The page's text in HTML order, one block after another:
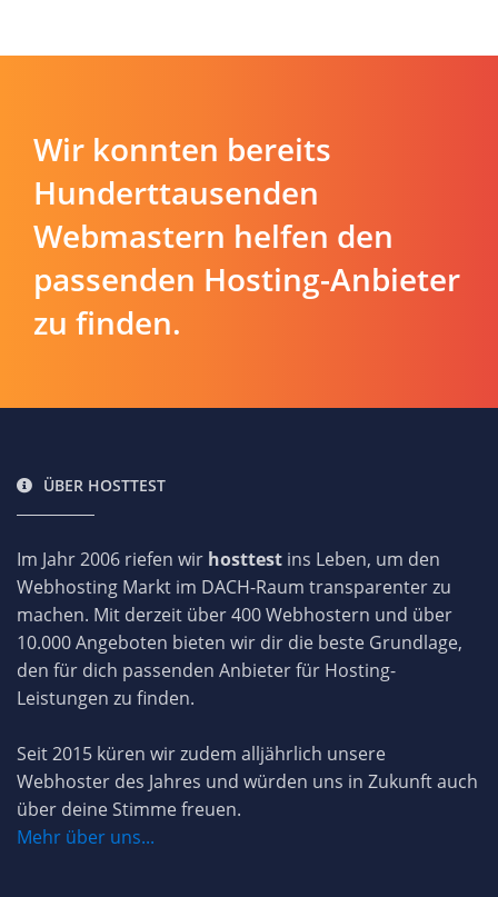
Wir konnten bereits
Hunderttausenden
Webmastern helfen den
passenden Hosting-Anbieter
zu finden.
ÜBER HOSTTEST
Im Jahr 2006 riefen wir hosttest ins Leben, um den
Webhosting Markt im DACH-Raum transparenter zu
machen. Mit derzeit über 400 Webhostern und über
10.000 Angeboten bieten wir dir die beste Grundlage,
den für dich passenden Anbieter für Hosting-
Leistungen zu finden.
Seit 2015 küren wir zudem alljährlich unsere
Webhoster des Jahres und würden uns in Zukunft auch
über deine Stimme freuen.
Mehr über uns...